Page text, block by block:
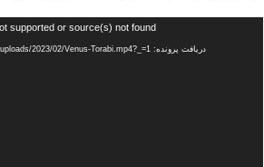
supported or source(s) not found
دریافت پرونده: https://shora.org/wp-content/uploads/2023/02/Venus-Torabi.mp4?_=1